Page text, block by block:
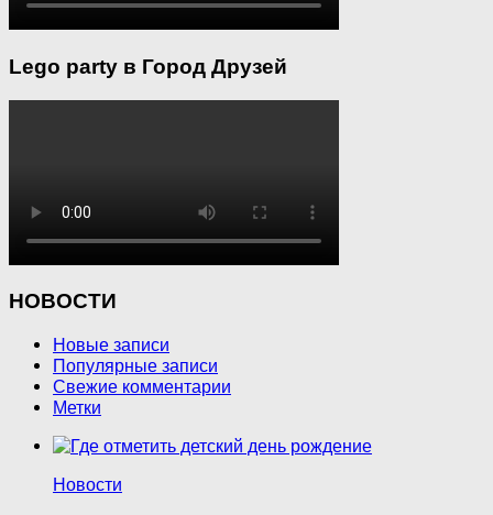
Lego party в Город Друзей
НОВОСТИ
Новые записи
Популярные записи
Свежие комментарии
Метки
Новости